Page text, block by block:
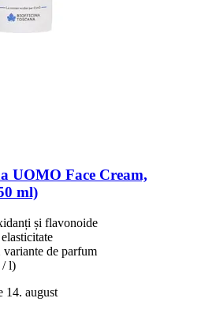
UOMO Face Cream,
ml)
și flavonoide
de parfum
/ l)
14. august